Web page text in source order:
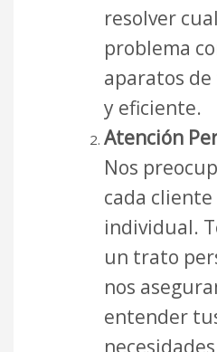
resolver
problema
aparatos
y eficiente.
Atención
Nos
cada
individual.
un trato
nos
entender